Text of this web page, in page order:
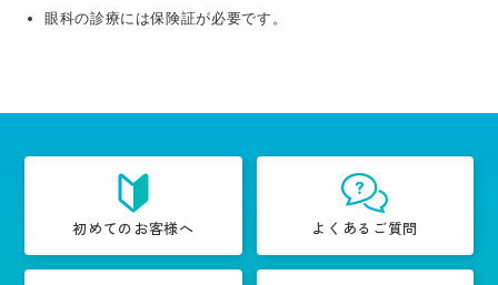
眼科の診療には保険証が必要です。
初めてのお客様へ よくあるご質問